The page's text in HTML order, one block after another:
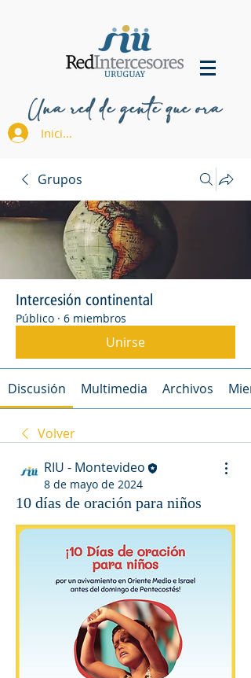
Una red de gente que ora
Iniciar sesión
Grupos
Intercesión continental
Público · 6 miembros
Unirse
Discusión Multimedia Archivos
Volver
RIU - Montevideo
8 de mayo de 2024
10 días de oración para niños